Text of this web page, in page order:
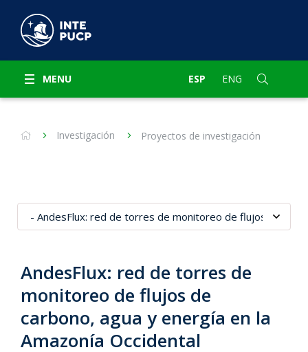
MENU ESP ENG
Investigación Proyectos de investigación
AndesFlux: red de torres de
monitoreo de flujos de
carbono, agua y energía en la
Amazonía Occidental